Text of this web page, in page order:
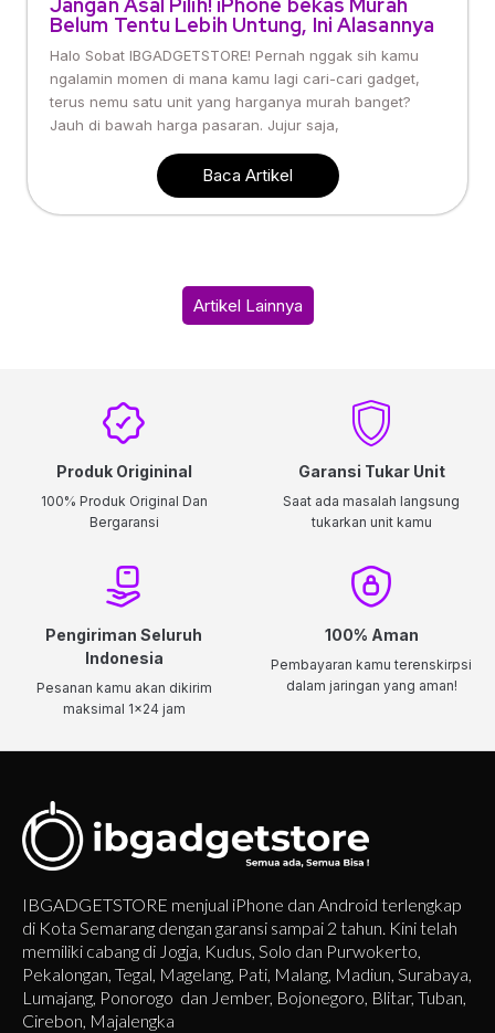
Jangan Asal Pilih! iPhone bekas Murah
Belum Tentu Lebih Untung, Ini Alasannya
Halo Sobat IBGADGETSTORE! Pernah nggak sih kamu
ngalamin momen di mana kamu lagi cari-cari gadget,
terus nemu satu unit yang harganya murah banget?
Jauh di bawah harga pasaran. Jujur saja,
Baca Artikel
Artikel Lainnya
Produk Origininal
100% Produk Original Dan
Bergaransi
Garansi Tukar Unit
Saat ada masalah langsung
tukarkan unit kamu
Pengiriman Seluruh
Indonesia
Pesanan kamu akan dikirim
maksimal 1x24 jam
100% Aman
Pembayaran kamu terenskirpsi
dalam jaringan yang aman!
IBGADGETSTORE menjual iPhone dan Android terlengkap
di Kota Semarang dengan garansi sampai 2 tahun. Kini telah
memiliki cabang di Jogja, Kudus, Solo dan Purwokerto,
Pekalongan, Tegal, Magelang, Pati, Malang, Madiun, Surabaya,
Lumajang, Ponorogo dan Jember, Bojonegoro, Blitar, Tuban,
Cirebon, Majalengka